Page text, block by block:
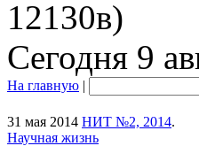
12130в)
Сегодня 9
На главную |
31 мая 2014 НИТ №2, 2014.
Научная жизнь